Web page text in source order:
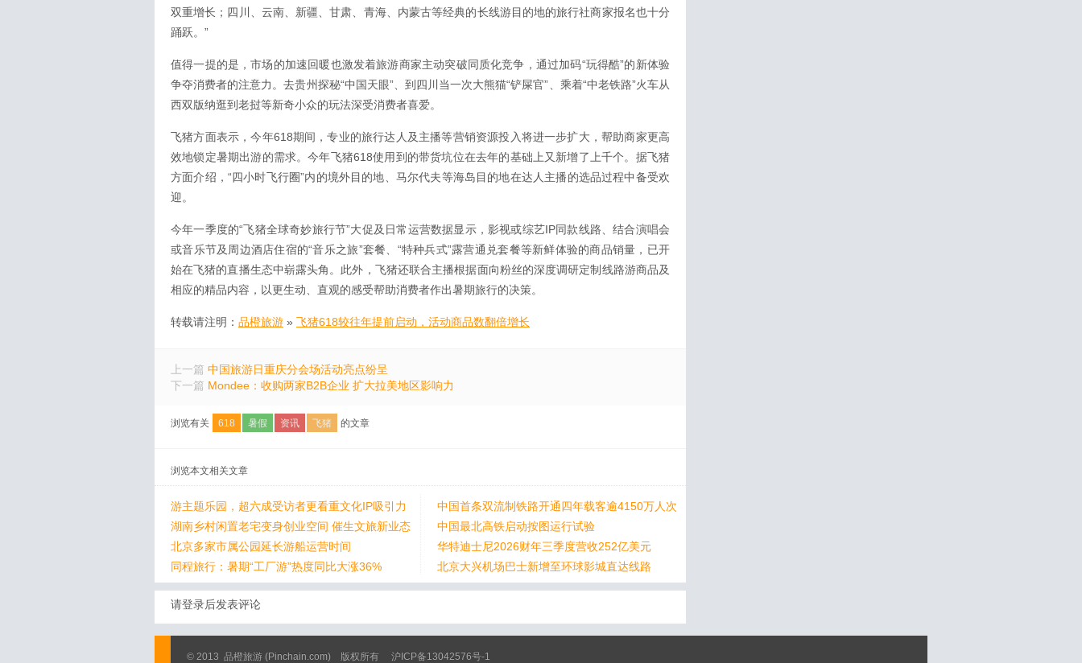
双重增长；四川、云南、新疆、甘肃、青海、内蒙古等经典的长线游目的地的旅行社商家报名也十分
踊跃。”
值得一提的是，市场的加速回暖也激发着旅游商家主动突破同质化竞争，通过加码“玩得酷”的新体验
争夺消费者的注意力。去贵州探秘“中国天眼”、到四川当一次大熊猫“铲屎官”、乘着“中老铁路”火车从
西双版纳逛到老挝等新奇小众的玩法深受消费者喜爱。
飞猪方面表示，今年618期间，专业的旅行达人及主播等营销资源投入将进一步扩大，帮助商家更高
效地锁定暑期出游的需求。今年飞猪618使用到的带货坑位在去年的基础上又新增了上千个。据飞猪
方面介绍，“四小时飞行圈”内的境外目的地、马尔代夫等海岛目的地在达人主播的选品过程中备受欢
迎。
今年一季度的“飞猪全球奇妙旅行节”大促及日常运营数据显示，影视或综艺IP同款线路、结合演唱会
或音乐节及周边酒店住宿的“音乐之旅”套餐、“特种兵式”露营通兑套餐等新鲜体验的商品销量，已开
始在飞猪的直播生态中崭露头角。此外，飞猪还联合主播根据面向粉丝的深度调研定制线路游商品及
相应的精品内容，以更生动、直观的感受帮助消费者作出暑期旅行的决策。
转载请注明： 品橙旅游 » 飞猪618较往年提前启动，活动商品数翻倍增长
上一篇 中国旅游日重庆分会场活动亮点纷呈
下一篇 Mondee：收购两家B2B企业 扩大拉美地区影响力
浏览有关 618 暑假 资讯 飞猪 的文章
浏览本文相关文章
游主题乐园，超六成受访者更看重文化IP吸引力
中国首条双流制铁路开通四年载客逾4150万人次
湖南乡村闲置老宅变身创业空间 催生文旅新业态
中国最北高铁启动按图运行试验
北京多家市属公园延长游船运营时间
华特迪士尼2026财年三季度营收252亿美元
同程旅行：暑期“工厂游”热度同比大涨36%
北京大兴机场巴士新增至环球影城直达线路
请登录后发表评论
© 2013 品橙旅游 (Pinchain.com) 版权所有 沪ICP备13042576号-1